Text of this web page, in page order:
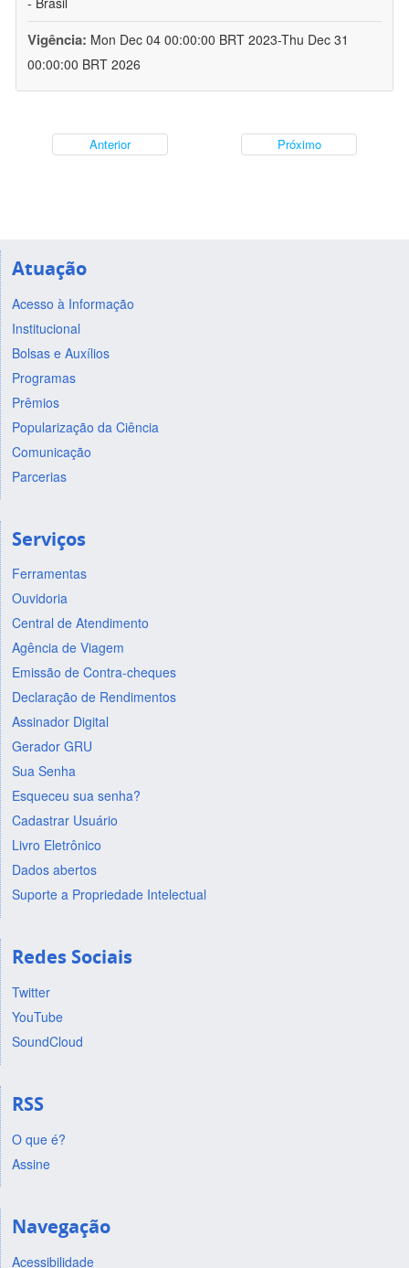
Vigência: Mon Dec 04 00:00:00 BRT 2023-Thu Dec 31
00:00:00 BRT 2026
Anterior Próximo
Atuação
Acesso à Informação
Institucional
Bolsas e Auxílios
Programas
Prêmios
Popularização da Ciência
Comunicação
Parcerias
Serviços
Ferramentas
Ouvidoria
Central de Atendimento
Agência de Viagem
Emissão de Contra-cheques
Declaração de Rendimentos
Assinador Digital
Gerador GRU
Sua Senha
Esqueceu sua senha?
Cadastrar Usuário
Livro Eletrônico
Dados abertos
Suporte a Propriedade Intelectual
Redes Sociais
Twitter
YouTube
SoundCloud
RSS
O que é?
Assine
Navegação
Acessibilidade